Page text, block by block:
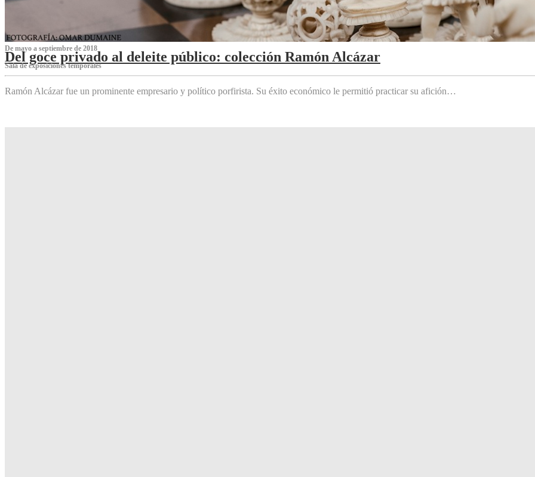
De mayo a septiembre de 2018
Del goce privado al deleite público: colección Ramón Alcázar
Sala de exposiciones temporales
Ramón Alcázar fue un prominente empresario y político porfirista. Su éxito económico le permitió practicar su afición…